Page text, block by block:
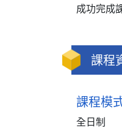
成功完成
課程
課程模
全日制